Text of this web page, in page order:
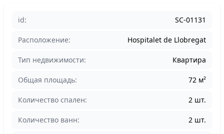
id: SC-01131
Расположение: Hospitalet de Llobregat
Тип недвижимости: Квартира
Общая площадь: 72 м²
Количество спален: 2 шт.
Количество ванн: 2 шт.